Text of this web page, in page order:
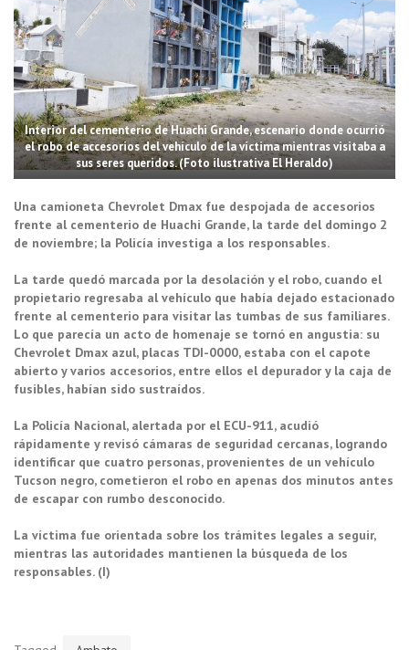
Interior del cementerio de Huachi Grande, escenario donde ocurrió
el robo de accesorios del vehículo de la víctima mientras visitaba a
sus seres queridos. (Foto ilustrativa El Heraldo)
Una camioneta Chevrolet Dmax fue despojada de accesorios
frente al cementerio de Huachi Grande, la tarde del domingo 2
de noviembre; la Policía investiga a los responsables.
La tarde quedó marcada por la desolación y el robo, cuando el
propietario regresaba al vehículo que había dejado estacionado
frente al cementerio para visitar las tumbas de sus familiares.
Lo que parecía un acto de homenaje se tornó en angustia: su
Chevrolet Dmax azul, placas TDI-0000, estaba con el capote
abierto y varios accesorios, entre ellos el depurador y la caja de
fusibles, habían sido sustraídos.
La Policía Nacional, alertada por el ECU-911, acudió
rápidamente y revisó cámaras de seguridad cercanas, logrando
identificar que cuatro personas, provenientes de un vehículo
Tucson negro, cometieron el robo en apenas dos minutos antes
de escapar con rumbo desconocido.
La víctima fue orientada sobre los trámites legales a seguir,
mientras las autoridades mantienen la búsqueda de los
responsables. (I)